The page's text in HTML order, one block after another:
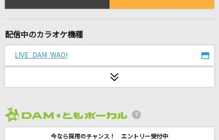
残酷な天使のテーゼ
高橋洋子
Realize
玉置成実
ヨルシカ
[生音]マリーゴールド
配信中のカラオケ機種
LIVE DAM WAO!
今なら採用のチャンス！ エントリー受付中